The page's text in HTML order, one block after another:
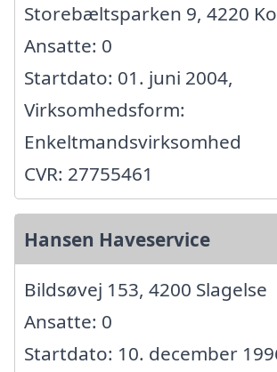
Storebæltsparken 9, 4220
Ansatte: 0
Startdato: 01. juni 2004,
Virksomhedsform:
Enkeltmandsvirksomhed
CVR: 27755461
Hansen Haveservice
Bildsøvej 153, 4200 Slagelse
Ansatte: 0
Startdato: 10. december